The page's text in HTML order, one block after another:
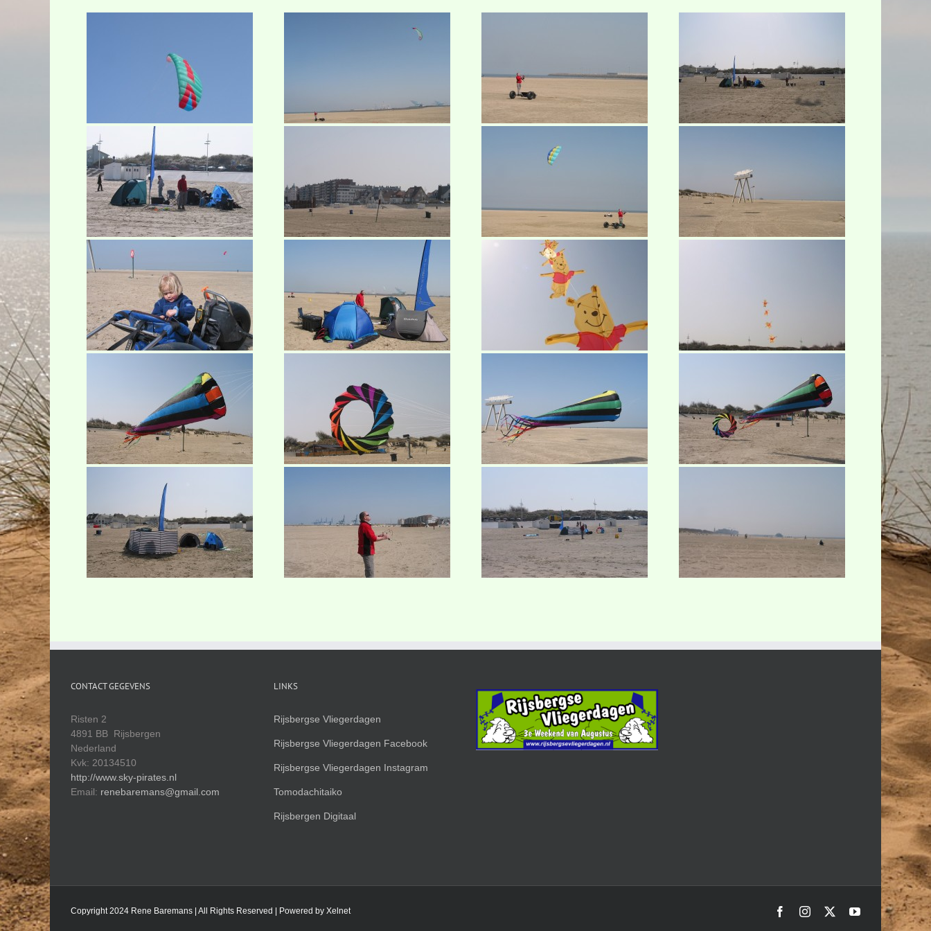
CONTACT GEGEVENS
Risten 2
4891 BB Rijsbergen
Nederland
Kvk: 20134510
http://www.sky-pirates.nl
Email: renebaremans@gmail.com
LINKS
Rijsbergse Vliegerdagen
Rijsbergse Vliegerdagen Facebook
Rijsbergse Vliegerdagen Instagram
Tomodachitaiko
Rijsbergen Digitaal
Copyright 2024 Rene Baremans | All Rights Reserved | Powered by Xelnet FacebookInstagram YouTube